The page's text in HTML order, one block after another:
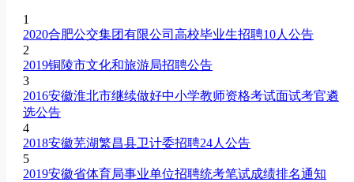
1
2020合肥公交集团有限公司高校毕业生招聘10人公告
2
2019铜陵市文化和旅游局招聘公告
3
2016安徽淮北市继续做好中小学教师资格考试面试考官遴
选公告
4
2018安徽芜湖繁昌县卫计委招聘24人公告
5
2019安徽省体育局事业单位招聘统考笔试成绩排名通知